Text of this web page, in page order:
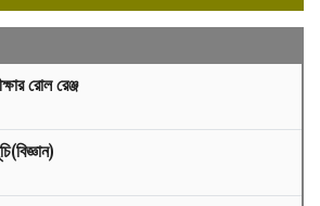
রোল রেঞ্জ